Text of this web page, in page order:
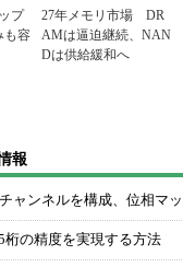
プ
容
27年メモリ市場 DR
AMは逼迫継続、NAN
Dは供給緩和へ
報
ャンネルを構成、位相マ
の精度を実現する方法